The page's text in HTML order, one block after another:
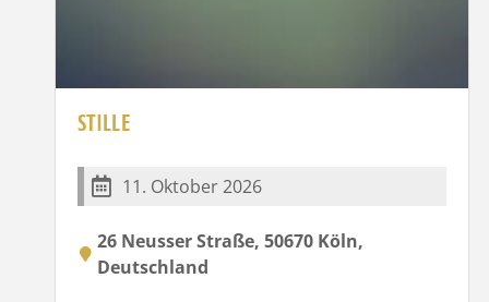
STILLE
11. Oktober 2026
26 Neusser Straße, 50670 Köln,
Deutschland